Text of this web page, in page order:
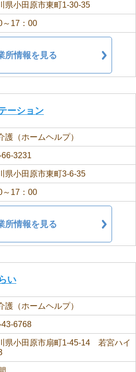
県小田原市東町1-30-35
～17：00
所情報を見る
ーション
護（ホームヘルプ）
3231
県小田原市東町3-6-35
～17：00
所情報を見る
い
護（ホームヘルプ）
6768
県小田原市扇町1-45-14 若宮ハイ